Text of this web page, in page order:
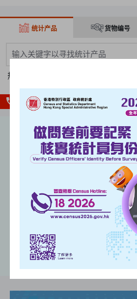
统计产品 货物编号
热门搜寻:
local_phone 查询热线